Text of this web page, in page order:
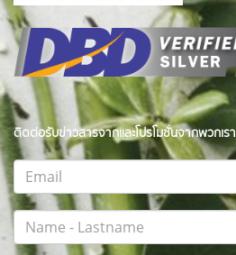
ติดต่อรับข่าวสารจากและโปรโมชั่นจากพวกเรา